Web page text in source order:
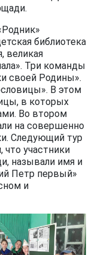
библиотека
великая
Три команды
своей Родины».
В этом
в которых
Во втором
на совершенно
Следующий тур
что участники
называли имя и
Петр первый»
и